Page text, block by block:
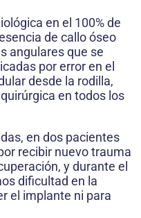
en el 100% de
de callo óseo
angulares que se
por error en el
desde la rodilla,
en todos los
en dos pacientes
recibir nuevo trauma
y durante el
dificultad en la
el implante ni para